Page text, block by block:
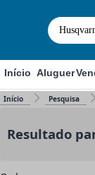
Início Aluguer
Início Pesquisa
Resultado